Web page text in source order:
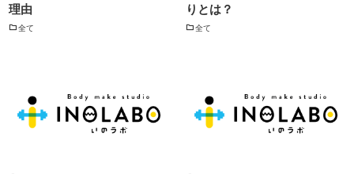
理由
全て
りとは？
全て